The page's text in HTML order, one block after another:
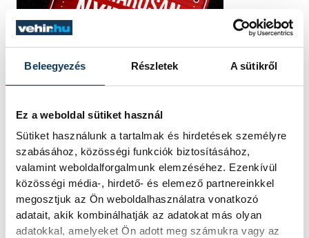
Beleegyezés Részletek A sütikről
Ez a weboldal sütiket használ
Sütiket használunk a tartalmak és hirdetések személyre
szabásához, közösségi funkciók biztosításához,
valamint weboldalforgalmunk elemzéséhez. Ezenkívül
közösségi média-, hirdető- és elemező partnereinkkel
megosztjuk az Ön weboldalhasználatra vonatkozó
adatait, akik kombinálhatják az adatokat más olyan
adatokkal, amelyeket Ön adott meg számukra vagy az